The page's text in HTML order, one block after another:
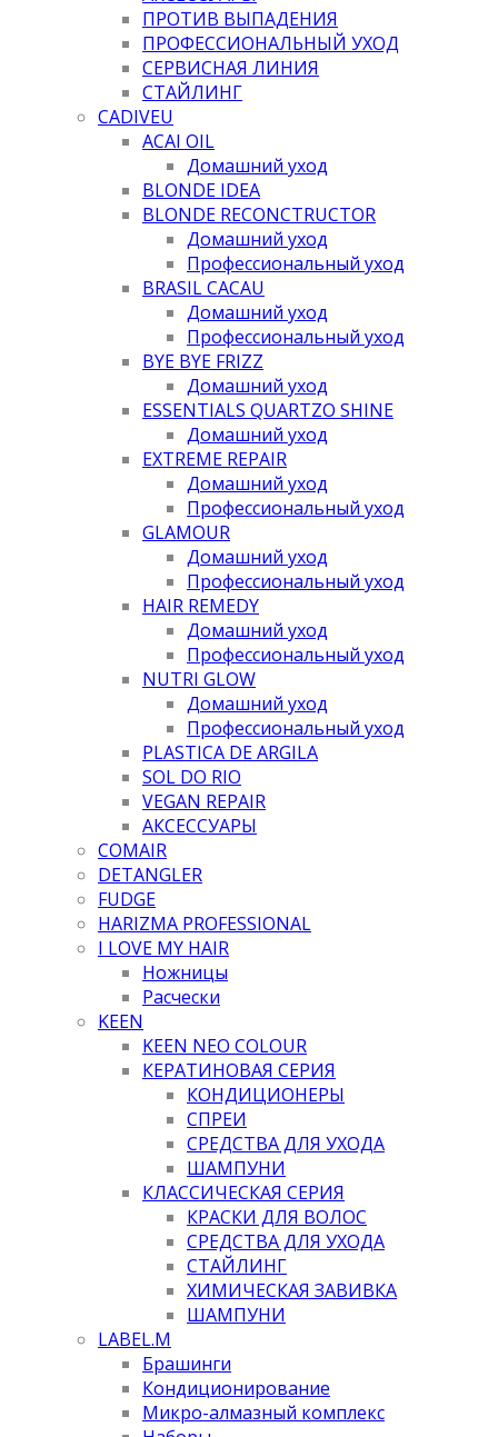
ПРОТИВ ВЫПАДЕНИЯ
ПРОФЕССИОНАЛЬНЫЙ УХОД
СЕРВИСНАЯ ЛИНИЯ
СТАЙЛИНГ
CADIVEU
ACAI OIL
Домашний уход
BLONDE IDEA
BLONDE RECONCTRUCTOR
Домашний уход
Профессиональный уход
BRASIL CACAU
Домашний уход
Профессиональный уход
BYE BYE FRIZZ
Домашний уход
ESSENTIALS QUARTZO SHINE
Домашний уход
EXTREME REPAIR
Домашний уход
Профессиональный уход
GLAMOUR
Домашний уход
Профессиональный уход
HAIR REMEDY
Домашний уход
Профессиональный уход
NUTRI GLOW
Домашний уход
Профессиональный уход
PLASTICA DE ARGILA
SOL DO RIO
VEGAN REPAIR
АКСЕССУАРЫ
COMAIR
DETANGLER
FUDGE
HARIZMA PROFESSIONAL
I LOVE MY HAIR
Ножницы
Расчески
KEEN
KEEN NEO COLOUR
КЕРАТИНОВАЯ СЕРИЯ
КОНДИЦИОНЕРЫ
СПРЕИ
СРЕДСТВА ДЛЯ УХОДА
ШАМПУНИ
КЛАССИЧЕСКАЯ СЕРИЯ
КРАСКИ ДЛЯ ВОЛОС
СРЕДСТВА ДЛЯ УХОДА
СТАЙЛИНГ
ХИМИЧЕСКАЯ ЗАВИВКА
ШАМПУНИ
LABEL.M
Брашинги
Кондиционирование
Микро-алмазный комплекс